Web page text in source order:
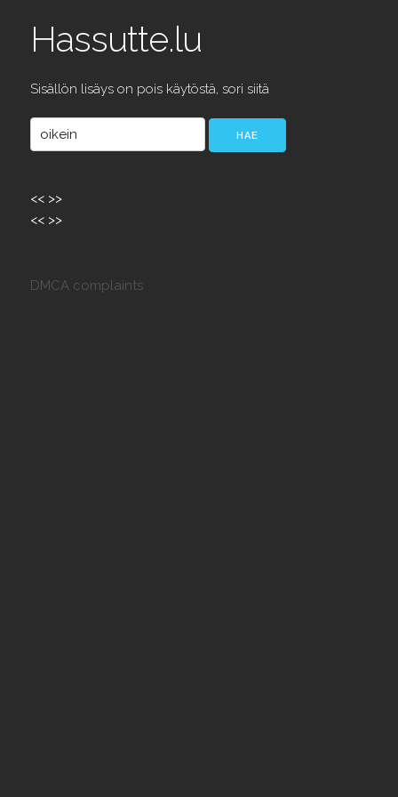
Hassutte.lu
Sisällön lisäys on pois käytöstä, sori siitä
<< >>
<< >>
DMCA complaints